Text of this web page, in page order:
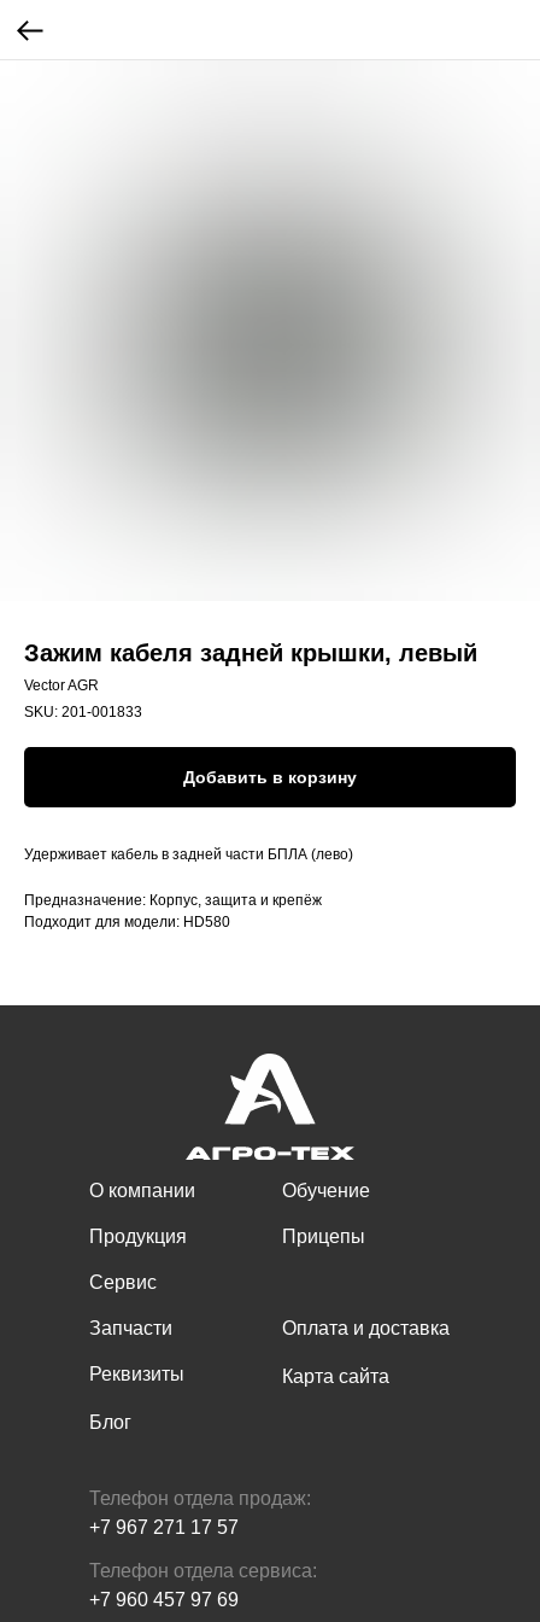
Зажим кабеля задней крышки, левый
Vector AGR
SKU: 201-001833
Добавить в корзину
Удерживает кабель в задней части БПЛА (лево)
Предназначение: Корпус, защита и крепёж
Подходит для модели: HD580
О компании
Продукция
Сервис
Реквизиты
Блог
Запчасти
Обучение
Прицепы
Оплата и доставка
Карта сайта
Телефон отдела сервиса:
+7 960 457 97 69
Телефон отдела продаж:
+7 967 271 17 57